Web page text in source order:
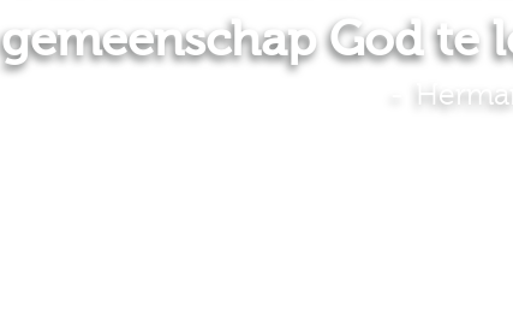
gemeenschap God te